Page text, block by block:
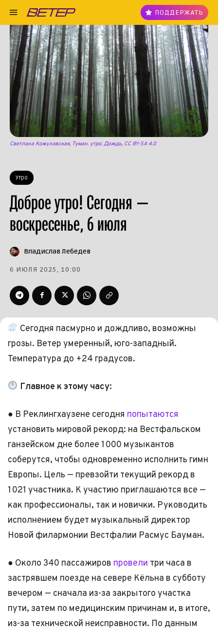
ПОДДЕРЖАТЬ
Утро
Доброе утро! Сегодня —
воскресенье, 6 июля
Светлана Кожуховская, Туман. утро. Дождь, CC BY-SA 4.0
Владислав Лебедев
6 ИЮЛЯ 2025, 10:00
Сегодня пасмурно и дождливо, возможны
грозы. Ветер умеренный, юго-западный.
Температура до +24 градусов.
Главное к этому часу:
● В Реклингхаузене сегодня попытаются
установить мировой рекорд: на Вестфальском
ганзейском дне более 1 000 музыкантов
соберутся, чтобы одновременно исполнить гимн
Европы. Цель — превзойти текущий рекорд в
1 021 участника. К участию приглашаются все —
как профессионалы, так и новички. Руководить
исполнением будет музыкальный директор
Новой филармонии Вестфалии Расмус Бауман.
● Около 340 пассажиров провели три часа в
застрявшем поезде на севере Кёльна в субботу
вечером — сначала из-за закрытого участка
пути, затем по медицинским причинам и, в итоге,
из-за технической неисправности. По данным